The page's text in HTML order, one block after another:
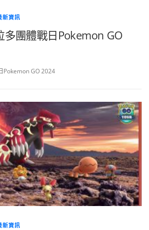
資訊
團體戰日Pokemon GO
Pokemon GO 2024
資訊